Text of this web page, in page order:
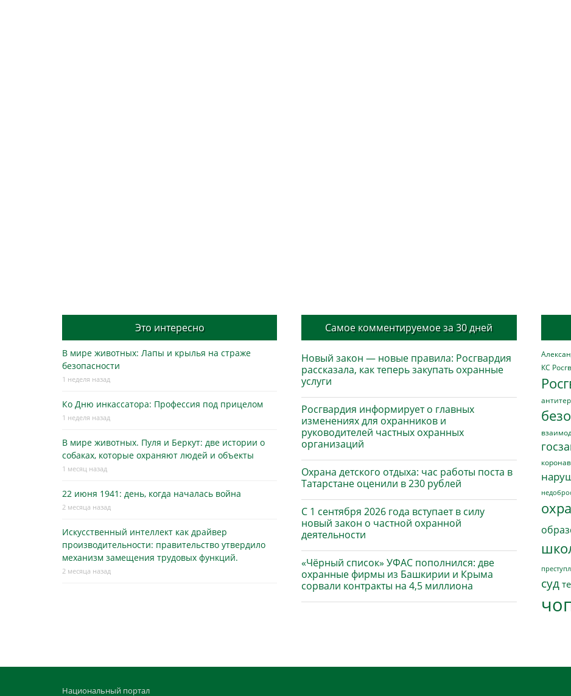
Это интересно
В мире животных: Лапы и крылья на страже
безопасности
1 неделя назад
Ко Дню инкассатора: Профессия под прицелом
1 неделя назад
В мире животных. Пуля и Беркут: две истории о
собаках, которые охраняют людей и объекты
1 месяц назад
22 июня 1941: день, когда началась война
2 месяца назад
Искусственный интеллект как драйвер
производительности: правительство утвердило
механизм замещения трудовых функций.
2 месяца назад
Самое комментируемое за 30 дней
Новый закон — новые правила: Росгвардия
рассказала, как теперь закупать охранные
услуги
Росгвардия информирует о главных
изменениях для охранников и
руководителей частных охранных
организаций
Охрана детского отдыха: час работы поста в
Татарстане оценили в 230 рублей
С 1 сентября 2026 года вступает в силу
новый закон о частной охранной
деятельности
«Чёрный список» УФАС пополнился: две
охранные фирмы из Башкирии и Крыма
сорвали контракты на 4,5 миллиона
КС
суд
Национальный портал